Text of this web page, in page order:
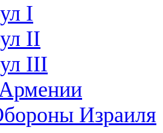
I
II
III
Израиля